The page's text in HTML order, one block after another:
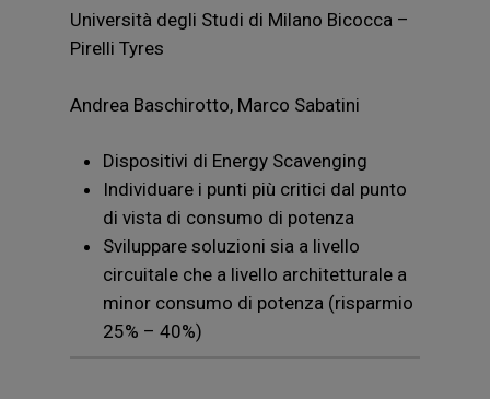
Università degli Studi di Milano Bicocca –
Pirelli Tyres
Andrea Baschirotto, Marco Sabatini
Dispositivi di Energy Scavenging
Individuare i punti più critici dal punto
di vista di consumo di potenza
Sviluppare soluzioni sia a livello
circuitale che a livello architetturale a
minor consumo di potenza (risparmio
25% – 40%)